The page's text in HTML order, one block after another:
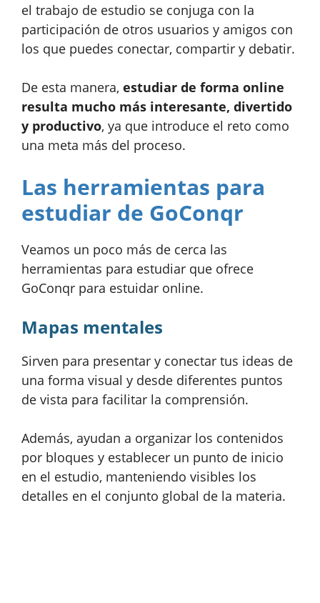
el trabajo de estudio se conjuga con la
participación de otros usuarios y amigos con
los que puedes conectar, compartir y debatir.
De esta manera, estudiar de forma online
resulta mucho más interesante, divertido
y productivo, ya que introduce el reto como
una meta más del proceso.
Las herramientas para
estudiar de GoConqr
Veamos un poco más de cerca las
herramientas para estudiar que ofrece
GoConqr para estuidar online.
Mapas mentales
Sirven para presentar y conectar tus ideas de
una forma visual y desde diferentes puntos
de vista para facilitar la comprensión.
Además, ayudan a organizar los contenidos
por bloques y establecer un punto de inicio
en el estudio, manteniendo visibles los
detalles en el conjunto global de la materia.